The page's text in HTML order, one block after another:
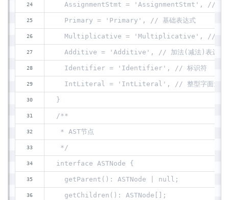
AssignmentStmt = 'AssignmentStmt', // 赋
  Primary = 'Primary', // 基础表达式
Multiplicative = 'Multiplicative', // 乘
  Additive = 'Additive', // 加法(减法)表达式
  Identifier = 'Identifier', // 标识符
  IntLiteral = 'IntLiteral', // 整型字面量
}
/**
* AST节点
*/
interface ASTNode {
  getParent(): ASTNode | null;
  getChildren(): ASTNode[];